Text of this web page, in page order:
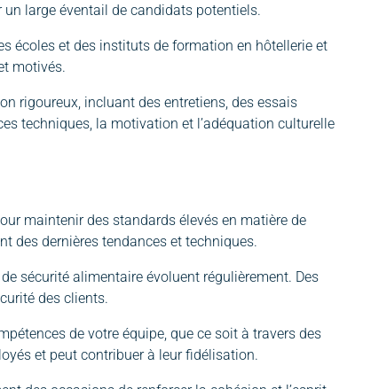
large éventail de candidats potentiels.
écoles et des instituts de formation en hôtellerie et
motivés.
rigoureux, incluant des entretiens, des essais
techniques, la motivation et l’adéquation culturelle
maintenir des standards élevés en matière de
des dernières tendances et techniques.
de sécurité alimentaire évoluent régulièrement. Des
des clients.
de votre équipe, que ce soit à travers des
et peut contribuer à leur fidélisation.